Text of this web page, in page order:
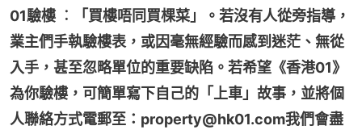
01驗樓 ︰「買樓唔同買棵菜」。若沒有人從旁指導，
業主們手執驗樓表，或因毫無經驗而感到迷茫、無從
入手，甚至忽略單位的重要缺陷。若希望《香港01》
為你驗樓，可簡單寫下自己的「上車」故事，並將個
人聯絡方式電郵至：property@hk01.com我們會盡